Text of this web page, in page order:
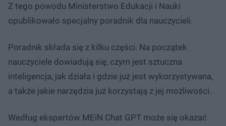
Z tego powodu Ministerstwo Edukacji i Nauki
opublikowało specjalny poradnik dla nauczycieli.
Poradnik składa się z kilku części. Na początek
nauczyciele dowiadują się, czym jest sztuczna
inteligencja, jak działa i gdzie już jest wykorzystywana,
a także jakie narzędzia już korzystają z jej możliwości.
Według ekspertów MEiN Chat GPT może się okazać